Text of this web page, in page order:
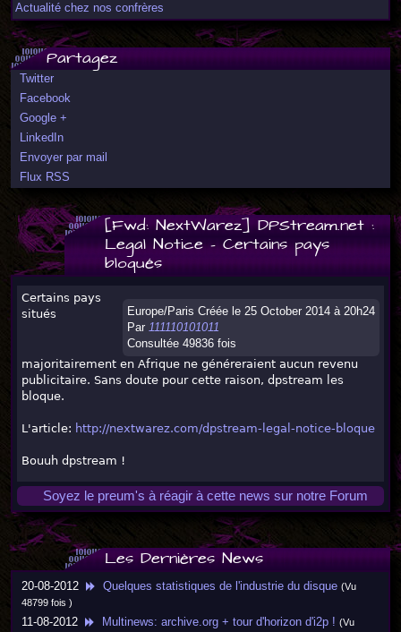
Actualité chez nos confrères
Partagez
Twitter
Facebook
Google +
LinkedIn
Envoyer par mail
Flux RSS
[Fwd: NextWarez] DPStream.net :
Legal Notice - Certains pays
bloqués
Europe/Paris Créée le 25 October 2014 à 20h24
Par 111110101011
Consultée 49836 fois
Certains pays
situés
majoritairement en Afrique ne généreraient aucun revenu
publicitaire. Sans doute pour cette raison, dpstream les
bloque.
L'article: http://nextwarez.com/dpstream-legal-notice-bloque
Bouuh dpstream !
Soyez le preum's à réagir à cette news sur notre Forum
Les Dernières News
20-08-2012 Quelques statistiques de l'industrie du disque (Vu
48799 fois )
11-08-2012 Multinews: archive.org + tour d'horizon d'i2p ! (Vu